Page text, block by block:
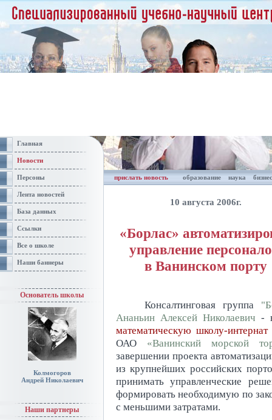
Главная
Новости
Персоны
Лента новостей
База данных
Ссылки
Все о школе
Наши баннеры
Основатель школы
Колмогоров
Андрей Николаевич
Наши партнеры
прислать новость образование наука бизнес
10 августа 2006г.
«Борлас»
управление
в Ванинском порту
Консалтинговая группа
Ананьин Алексей Николаевич -
математическую школу-
ОАО «Ванинский морской
завершении проекта
из крупнейших российских
принимать управленческие
формировать необходимую по
с меньшими затратами.